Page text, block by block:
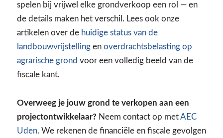
spelen bij vrijwel elke grondverkoop een rol — en
de details maken het verschil. Lees ook onze
artikelen over de huidige status van de
landbouwvrijstellingen overdrachtsbelasting op
agrarische grond voor een volledig beeld van de
fiscale kant.
Overweeg je jouw grond te verkopen aan een
projectontwikkelaar? Neem contact op metAEC
Uden. We rekenen de financiële en fiscale gevolgen